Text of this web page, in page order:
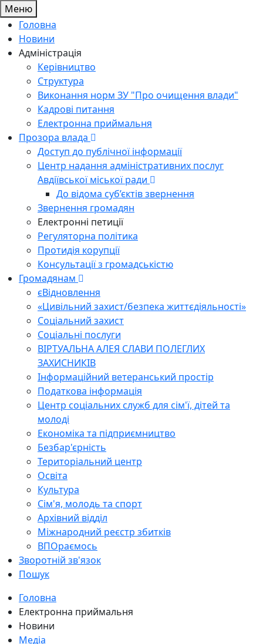
Меню
Головна
Новини
Адміністрація
Керівництво
Структура
Виконання норм ЗУ "Про очищення влади"
Кадрові питання
Електронна приймальня
Прозора влада
Доступ до публічної інформації
Центр надання адміністративних послуг
Авдіївської міської ради
До відома суб’єктів звернення
Звернення громадян
Електронні петиції
Регуляторна політика
Протидія корупції
Консультації з громадськістю
Громадянам
єВідновлення
«Цивільний захист/безпека життєдіяльності»
Соціальний захист
Соціальні послуги
ВІРТУАЛЬНА АЛЕЯ СЛАВИ ПОЛЕГЛИХ
ЗАХИСНИКІВ
Інформаційний ветеранський простір
Податкова інформація
Центр соціальних служб для сім'ї, дітей та
молоді
Економіка та підприємництво
Безбар'єрність
Територіальний центр
Освіта
Культура
Сім'я, молодь та спорт
Архівний відділ
Міжнародний реєстр збитків
ВПОраємось
Зворотній зв'язок
Пошук
Головна
Електронна приймальня
Новини
Медіа